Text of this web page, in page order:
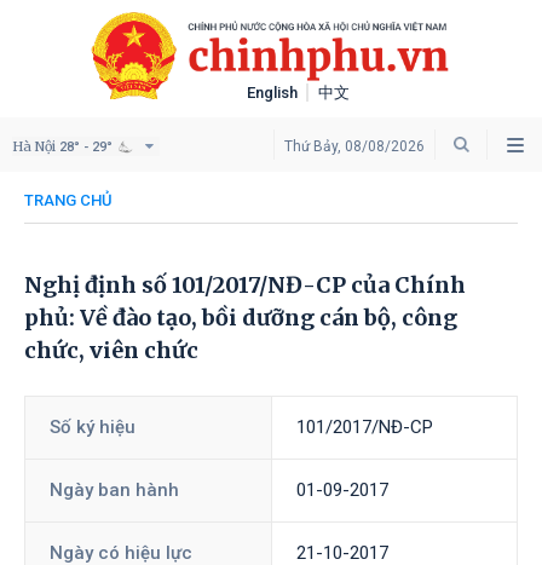
English 中文
Thứ Bảy, 08/08/2026
Hà Nội 28° - 29°
TRANG CHỦ
Nghị định số 101/2017/NĐ-CP của Chính
phủ: Về đào tạo, bồi dưỡng cán bộ, công
chức, viên chức
Số ký hiệu 101/2017/NĐ-CP
Ngày ban hành 01-09-2017
Ngày có hiệu lực 21-10-2017